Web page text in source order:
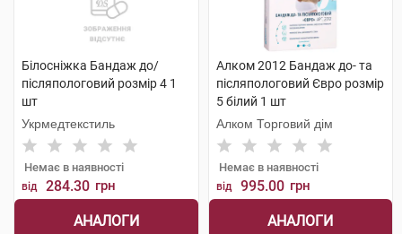
Білосніжка Бандаж до/
післяпологовий розмір 4 1
шт
Укрмедтекстиль
Немає в наявності
від 284.30 грн
АНАЛОГИ
Алком 2012 Бандаж до- та
післяпологовий Євро розмір
5 білий 1 шт
Алком Торговий дім
Немає в наявності
від 995.00 грн
АНАЛОГИ